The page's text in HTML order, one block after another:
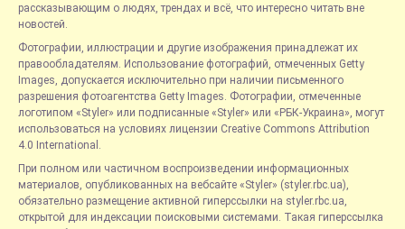
рассказывающим о людях, трендах и всё, что интересно читать вне
новостей.
Фотографии, иллюстрации и другие изображения принадлежат их
правообладателям. Использование фотографий, отмеченных Getty
Images, допускается исключительно при наличии письменного
разрешения фотоагентства Getty Images. Фотографии, отмеченные
логотипом «Styler» или подписанные «Styler» или «РБК-Украина», могут
использоваться на условиях лицензии Creative Commons Attribution
4.0 International.
При полном или частичном воспроизведении информационных
материалов, опубликованных на вебсайте «Styler» (styler.rbc.ua),
обязательно размещение активной гиперссылки на styler.rbc.ua,
открытой для индексации поисковыми системами. Такая гиперссылка